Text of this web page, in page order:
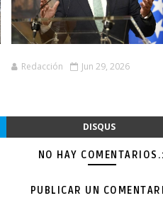
Redacción Jun 29, 2026
DISQUS
NO HAY COMENTARIOS.:
PUBLICAR UN